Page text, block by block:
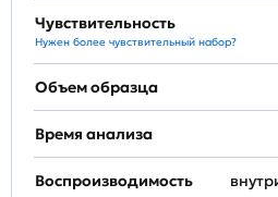
Чувствительность
Нужен более чувствительный набор?
Объем образца
Время анализа
Воспроизводимость